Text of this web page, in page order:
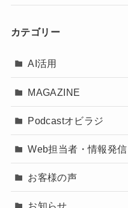
カテゴリー
AI活用
MAGAZINE
Podcastオビラジ
Web担当者・情報発信
お客様の声
お知らせ